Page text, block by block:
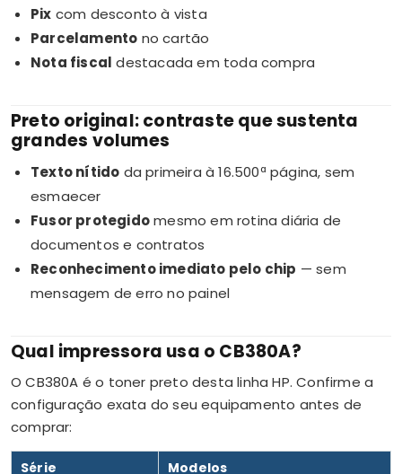
Pix com desconto à vista
Parcelamento no cartão
Nota fiscal destacada em toda compra
Preto original: contraste que sustenta
grandes volumes
Texto nítido da primeira à 16.500ª página, sem
esmaecer
Fusor protegidomesmo em rotina diária de
documentos e contratos
Reconhecimento imediato pelo chip — sem
mensagem de erro no painel
Qual impressora usa o CB380A?
O CB380A é o toner preto desta linha HP. Confirme a
configuração exata do seu equipamento antes de
comprar:
Série Modelos